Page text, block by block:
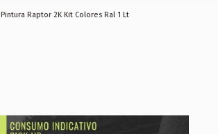
Pintura Raptor 2K Kit Colores Ral 1 Lt